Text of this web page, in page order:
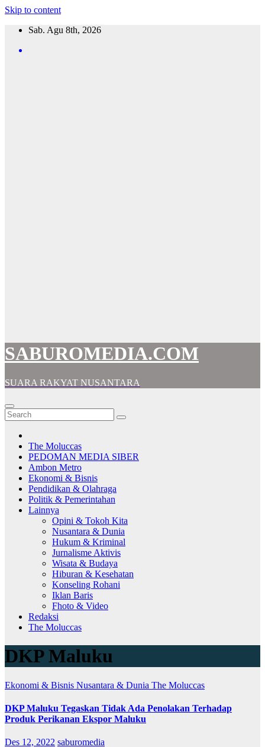
Skip to content
Sab. Agu 8th, 2026
SABUROMEDIA.COM
SUARA RAKYAT NUSANTARA
The Moluccas
PEDOMAN MEDIA SIBER
Ambon Metro
Ekonomi & Bisnis
Pendidikan & Olahraga
Politik & Pemerintahan
Lainnya
Opini & Tokoh Kita
Nusantara & Dunia
Hukum & Kriminal
Jurnalisme Aktivis
Wisata & Budaya
Hiburan & Kesehatan
Konseling Rohani
Iklan Baris
Fhoto & Video
Redaksi
The Moluccas
DKP Maluku
Ekonomi & Bisnis Nusantara & Dunia The Moluccas
DKP Maluku Tegaskan Tidak Ada Penolakan Terhadap
Produk Perikanan Ekspor Maluku
Des 12, 2022 saburomedia